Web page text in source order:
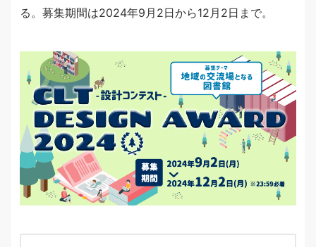
る。募集期間は2024年9月2日から12月2日まで。